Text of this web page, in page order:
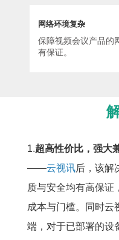
网络环境复杂
保障视频会议产品的
有保证。
1.超高性价比，强大
——云视讯后，该解
质与安全均有高保证
成本与门槛。同时云
端，对于已部署的设